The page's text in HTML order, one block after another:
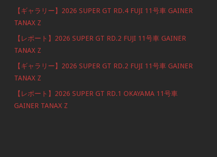
【ギャラリー】2026 SUPER GT RD.4 FUJI 11号車 GAINER
TANAX Z
【レポート】2026 SUPER GT RD.2 FUJI 11号車 GAINER
TANAX Z
【ギャラリー】2026 SUPER GT RD.2 FUJI 11号車 GAINER
TANAX Z
【レポート】2026 SUPER GT RD.1 OKAYAMA 11号車
GAINER TANAX Z